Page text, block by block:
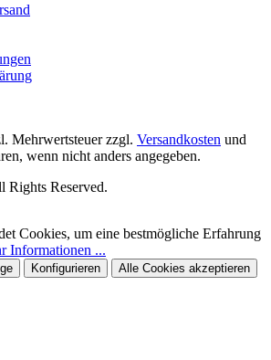
Mehrwertsteuer zzgl. Versandkosten und
wenn nicht anders angegeben.
Reserved.
Cookies, um eine bestmögliche Erfahrung
Informationen ...
Konfigurieren Alle Cookies akzeptieren